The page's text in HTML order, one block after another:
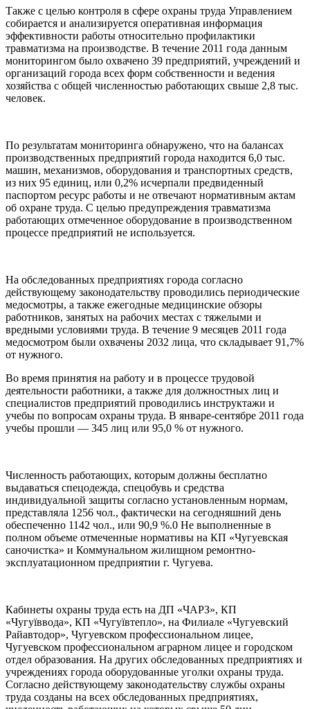
Также с целью контроля в сфере охраны труда Управлением
собирается и анализируется оперативная информация
эффективности работы относительно профилактики
травматизма на производстве. В течение 2011 года данным
мониторингом было охвачено 39 предприятий, учреждений и
организаций города всех форм собственности и ведения
хозяйства с общей численностью работающих свыше 2,8 тыс.
человек.
По результатам мониторинга обнаружено, что на балансах
производственных предприятий города находится 6,0 тыс.
машин, механизмов, оборудования и транспортных средств,
из них 95 единиц, или 0,2% исчерпали предвиденный
паспортом ресурс работы и не отвечают нормативным актам
об охране труда. С целью предупреждения травматизма
работающих отмеченное оборудование в производственном
процессе предприятий не используется.
На обследованных предприятиях города согласно
действующему законодательству проводились периодические
медосмотры, а также ежегодные медицинские обзоры
работников, занятых на рабочих местах с тяжелыми и
вредными условиями труда. В течение 9 месяцев 2011 года
медосмотром были охвачены 2032 лица, что складывает 91,7%
от нужного.
Во время принятия на работу и в процессе трудовой
деятельности работники, а также для должностных лиц и
специалистов предприятий проводились инструктажи и
учебы по вопросам охраны труда. В январе-сентябре 2011 года
учебы прошли — 345 лиц или 95,0 % от нужного.
Численность работающих, которым должны бесплатно
выдаваться спецодежда, спецобувь и средства
индивидуальной защиты согласно установленным нормам,
представляла 1256 чол., фактически на сегодняшний день
обеспеченно 1142 чол., или 90,9 %.0 Не выполненные в
полном объеме отмеченные нормативы на КП «Чугуевская
саночистка» и Коммунальном жилищном ремонтно-
эксплуатационном предприятии г. Чугуева.
Кабинеты охраны труда есть на ДП «ЧАРЗ», КП
«Чугуїввода», КП «Чугуївтепло», на Филиале «Чугуевский
Райавтодор», Чугуевском профессиональном лицее,
Чугуевском профессиональном аграрном лицее и городском
отдел образования. На других обследованных предприятиях и
учреждениях города оборудованные уголки охраны труда.
Согласно действующему законодательству службы охраны
труда созданы на всех обследованных предприятиях,